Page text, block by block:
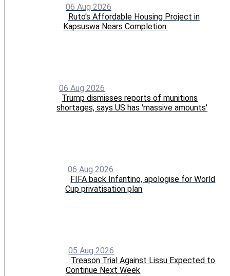
06 Aug 2026
Ruto's Affordable Housing Project in
Kapsuswa Nears Completion
06 Aug 2026
Trump dismisses reports of munitions
shortages, says US has 'massive amounts'
06 Aug 2026
FIFA back Infantino, apologise for World
Cup privatisation plan
05 Aug 2026
Treason Trial Against Lissu Expected to
Continue Next Week